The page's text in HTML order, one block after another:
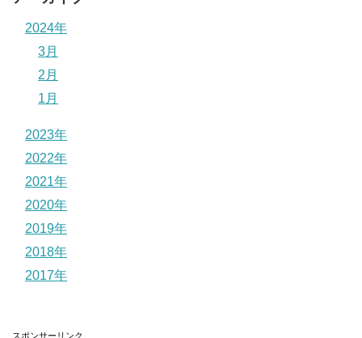
2024年
3月
2月
1月
2023年
2022年
2021年
2020年
2019年
2018年
2017年
スポンサーリンク